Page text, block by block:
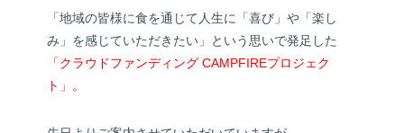
「地域の皆様に食を通じて人生に「喜び」や「楽し
み」を感じていただきたい」という思いで発足した
「クラウドファンディング CAMPFIREプロジェク
ト」。